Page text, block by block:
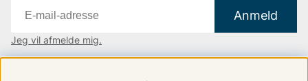
Anmeld
Jeg vil afmelde mig.